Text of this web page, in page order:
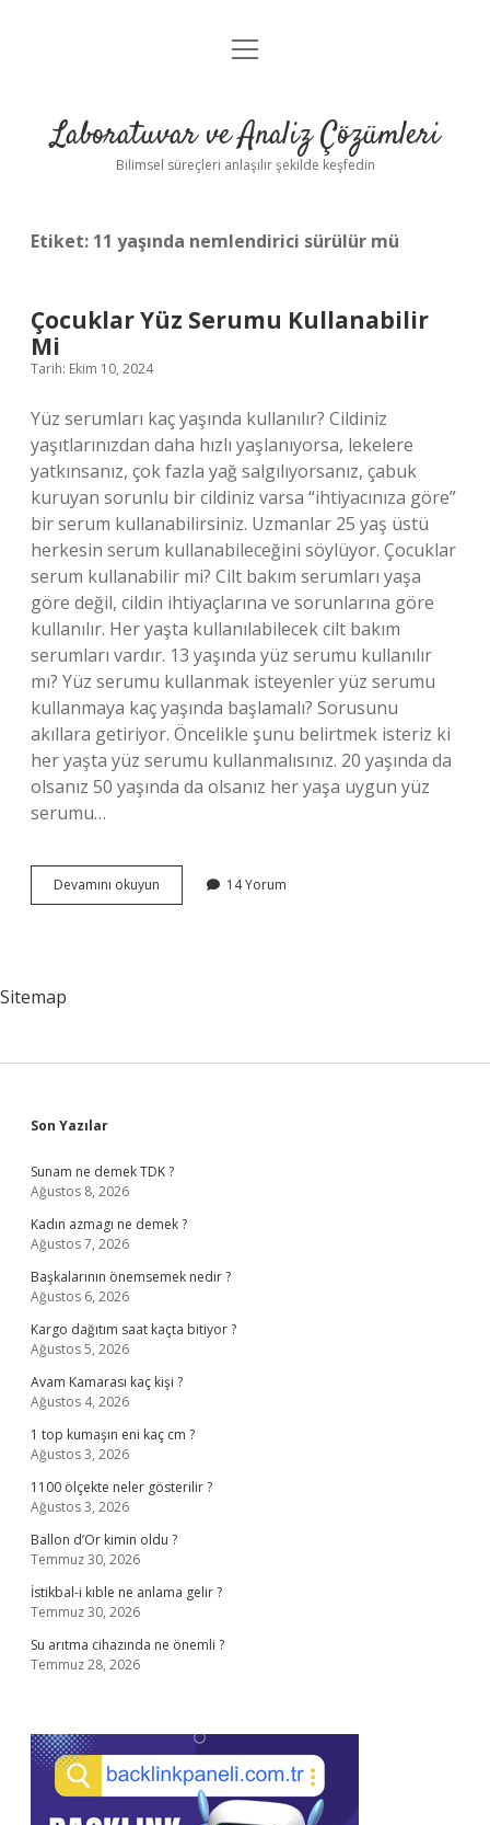
Anasayfa
Yasal Uyarı
menüyü
Laboratuvar ve Analiz Çözümleri
Bilimsel süreçleri anlaşılır şekilde keşfedin
Etiket: 11 yaşında nemlendirici sürülür mü
Çocuklar Yüz Serumu Kullanabilir
Mi
Tarih: Ekim 10, 2024
Yüz serumları kaç yaşında kullanılır? Cildiniz
yaşıtlarınızdan daha hızlı yaşlanıyorsa, lekelere
yatkınsanız, çok fazla yağ salgılıyorsanız, çabuk
kuruyan sorunlu bir cildiniz varsa “ihtiyacınıza göre”
bir serum kullanabilirsiniz. Uzmanlar 25 yaş üstü
herkesin serum kullanabileceğini söylüyor. Çocuklar
serum kullanabilir mi? Cilt bakım serumları yaşa
göre değil, cildin ihtiyaçlarına ve sorunlarına göre
kullanılır. Her yaşta kullanılabilecek cilt bakım
serumları vardır. 13 yaşında yüz serumu kullanılır
mı? Yüz serumu kullanmak isteyenler yüz serumu
kullanmaya kaç yaşında başlamalı? Sorusunu
akıllara getiriyor. Öncelikle şunu belirtmek isteriz ki
her yaşta yüz serumu kullanmalısınız. 20 yaşında da
olsanız 50 yaşında da olsanız her yaşa uygun yüz
serumu…
Devamını okuyun Çocuklar
Yüz
14 Yorum
Sitemap
Sidebar
Son Yazılar
Sunam ne demek TDK ?
Ağustos 8, 2026
Kadın azmagı ne demek ?
Ağustos 7, 2026
Başkalarının önemsemek nedir ?
Ağustos 6, 2026
Kargo dağıtım saat kaçta bitiyor ?
Ağustos 5, 2026
Avam Kamarası kaç kişi ?
Ağustos 4, 2026
1 top kumaşın eni kaç cm ?
Ağustos 3, 2026
1100 ölçekte neler gösterilir ?
Ağustos 3, 2026
Ballon d’Or kimin oldu ?
Temmuz 30, 2026
İstikbal-i kıble ne anlama gelir ?
Temmuz 30, 2026
Su arıtma cihazında ne önemli ?
Temmuz 28, 2026